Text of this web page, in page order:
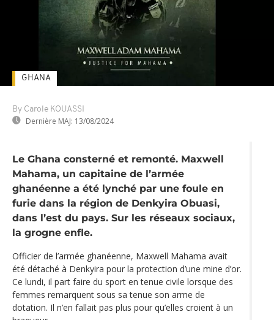
By Carole KOUASSI
Dernière MAJ: 13/08/2024
GHANA
Le Ghana consterné et remonté. Maxwell
Mahama, un capitaine de l’armée
ghanéenne a été lynché par une foule en
furie dans la région de Denkyira Obuasi,
dans l’est du pays. Sur les réseaux sociaux,
la grogne enfle.
Officier de l’armée ghanéenne, Maxwell Mahama avait
été détaché à Denkyira pour la protection d’une mine d’or.
Ce lundi, il part faire du sport en tenue civile lorsque des
femmes remarquent sous sa tenue son arme de
dotation. Il n’en fallait pas plus pour qu’elles croient à un